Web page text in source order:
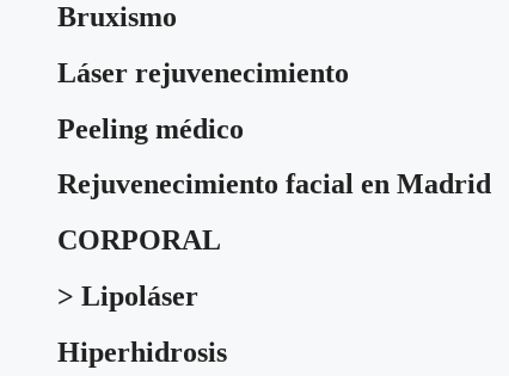
Bruxismo
Láser rejuvenecimiento
Peeling médico
Rejuvenecimiento facial en Madrid
CORPORAL
> Lipoláser
Hiperhidrosis